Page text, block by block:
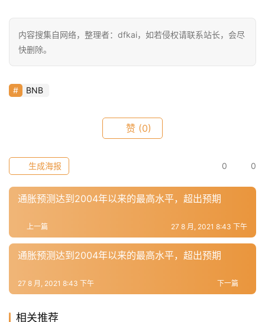
内容搜集自网络，整理者：dfkai，如若侵权请联系站长，会尽
快删除。
BNB
赞 (0)
0 0
生成海报
通胀预测达到2004年以来的最高水平，超出预期
上一篇 27 8 月, 2021 8:43 下午
通胀预测达到2004年以来的最高水平，超出预期
下一篇
27 8 月, 2021 8:43 下午
相关推荐